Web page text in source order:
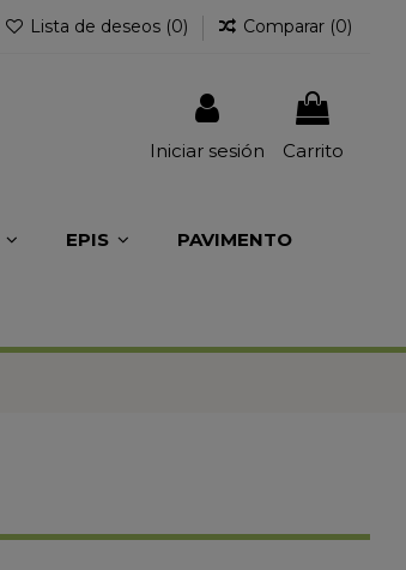
Lista de deseos (0) Comparar (0)
Iniciar sesión Carrito
EPIS PAVIMENTO